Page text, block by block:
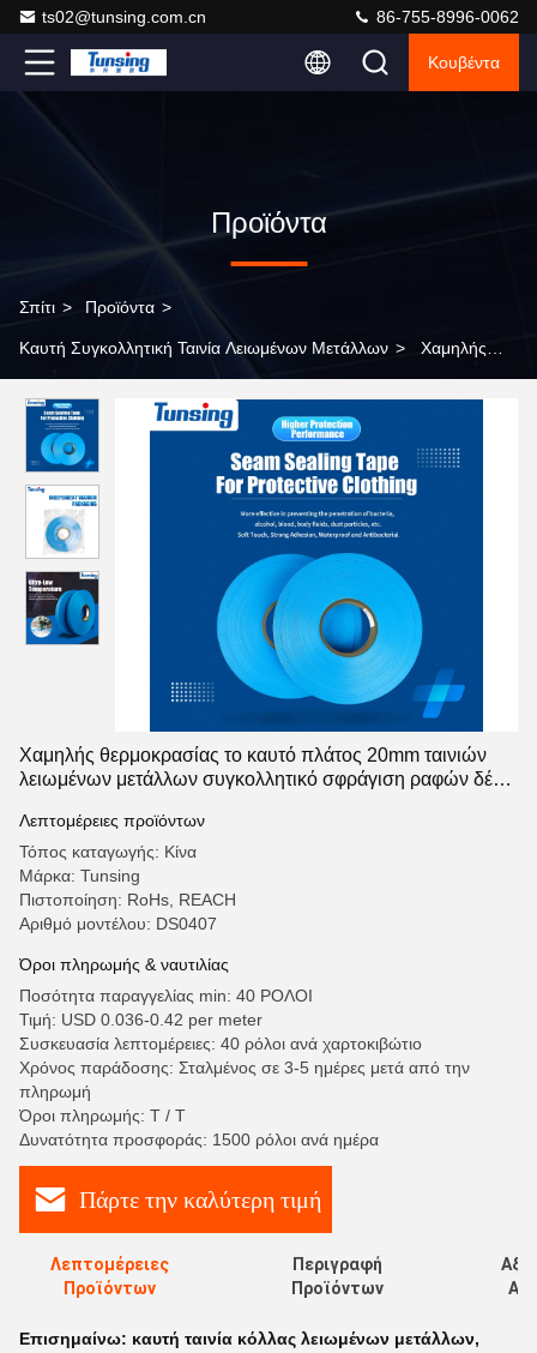
ts02@tunsing.com.cn 86-755-8996-0062
Κουβέντα
Προϊόντα
Σπίτι > Προϊόντα >
Καυτή Συγκολλητική Ταινία Λειωμένων Μετάλλων > Χαμηλής
μετάλλων συγκολλητικό σφράγιση ραφών δένει μη τοξικό με ταινία
Χαμηλής θερμοκρασίας το καυτό πλάτος 20mm ταινιών
λειωμένων μετάλλων συγκολλητικό σφράγιση ραφών δένει
Λεπτομέρειες προϊόντων
Τόπος καταγωγής: Κίνα
Μάρκα: Tunsing
Πιστοποίηση: RoHs, REACH
Αριθμό μοντέλου: DS0407
Όροι πληρωμής & ναυτιλίας
Ποσότητα παραγγελίας min: 40 ΡΟΛΟΙ
Τιμή: USD 0.036-0.42 per meter
Συσκευασία λεπτομέρειες: 40 ρόλοι ανά χαρτοκιβώτιο
Χρόνος παράδοσης: Σταλμένος σε 3-5 ημέρες μετά από την
πληρωμή
Όροι πληρωμής: T / T
Δυνατότητα προσφοράς: 1500 ρόλοι ανά ημέρα
Πάρτε την καλύτερη τιμή
Λεπτομέρειες
Προϊόντων
Περιγραφή
Προϊόντων
Επισημαίνω: καυτή ταινία κόλλας λειωμένων μετάλλων,